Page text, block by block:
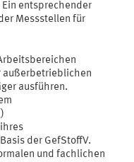
entsprechender
Messstellen für
außerbetrieblichen
ausführen.
der GefStoffV.
und fachlichen